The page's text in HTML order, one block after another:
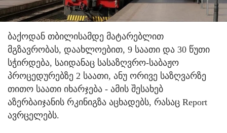
ბაქოდან თბილისამდე მატარებლით
მგზავრობას, დაახლოებით, 9 საათი და 30 წუთი
სჭირდება, საიდანაც სასაზღვრო-საბაჟო
პროცედურებზე 2 საათი, ანუ ორივე საზღვარზე
თითო საათი იხარჯება - ამის შესახებ
აზერბაიჯანის რკინიგზა აცხადებს, რასაც Report
ავრცელებს.